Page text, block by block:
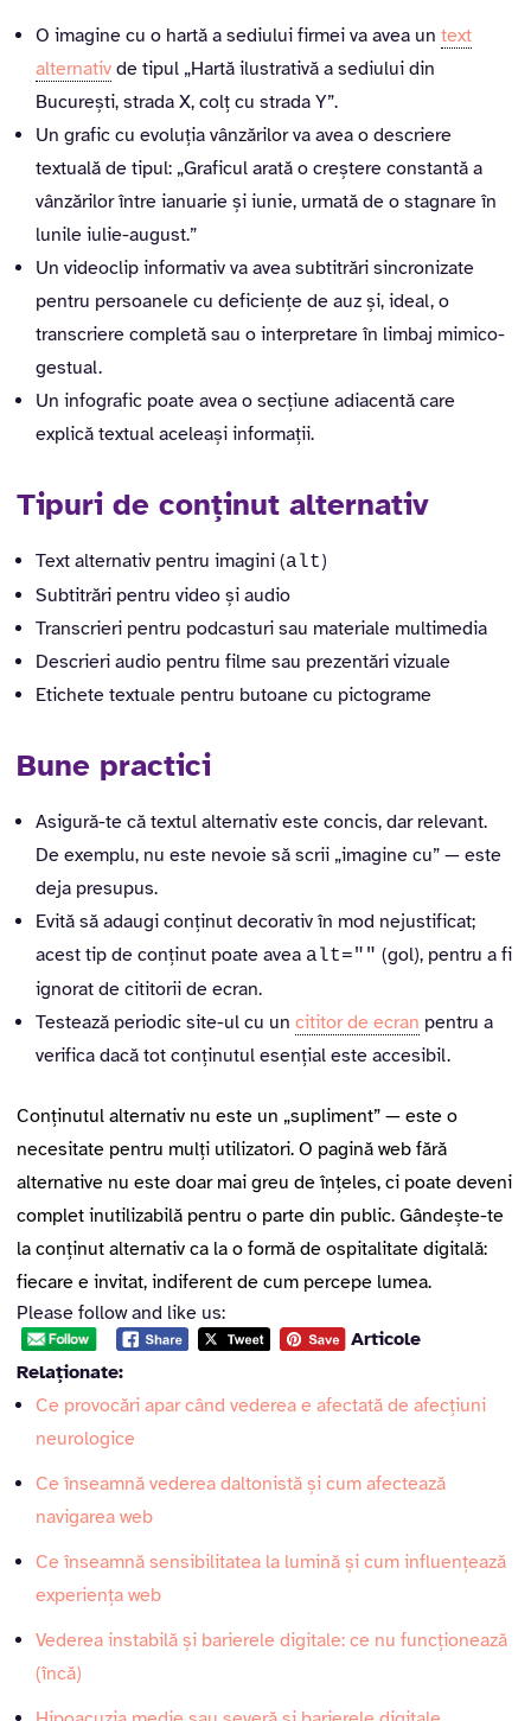
O imagine cu o hartă a sediului firmei va avea un text
alternativ de tipul „Hartă ilustrativă a sediului din
București, strada X, colț cu strada Y”.
Un grafic cu evoluția vânzărilor va avea o descriere
textuală de tipul: „Graficul arată o creștere constantă a
vânzărilor între ianuarie și iunie, urmată de o stagnare în
lunile iulie-august.”
Un videoclip informativ va avea subtitrări sincronizate
pentru persoanele cu deficiențe de auz și, ideal, o
transcriere completă sau o interpretare în limbaj mimico-
gestual.
Un infografic poate avea o secțiune adiacentă care
explică textual aceleași informații.
Tipuri de conținut alternativ
Text alternativ pentru imagini (alt)
Subtitrări pentru video și audio
Transcrieri pentru podcasturi sau materiale multimedia
Descrieri audio pentru filme sau prezentări vizuale
Etichete textuale pentru butoane cu pictograme
Bune practici
Asigură-te că textul alternativ este concis, dar relevant.
De exemplu, nu este nevoie să scrii „imagine cu” — este
deja presupus.
Evită să adaugi conținut decorativ în mod nejustificat;
acest tip de conținut poate avea alt="" (gol), pentru a fi
ignorat de cititorii de ecran.
Testează periodic site-ul cu un cititor de ecran pentru a
verifica dacă tot conținutul esențial este accesibil.
Conținutul alternativ nu este un „supliment” — este o
necesitate pentru mulți utilizatori. O pagină web fără
alternative nu este doar mai greu de înțeles, ci poate deveni
complet inutilizabilă pentru o parte din public. Gândește-te
la conținut alternativ ca la o formă de ospitalitate digitală:
fiecare e invitat, indiferent de cum percepe lumea.
Please follow and like us:
Articole
Relaționate:
Ce provocări apar când vederea e afectată de afecțiuni
neurologice
Ce înseamnă vederea daltonistă și cum afectează
navigarea web
Ce înseamnă sensibilitatea la lumină și cum influențează
experiența web
Vederea instabilă și barierele digitale: ce nu funcționează
(încă)